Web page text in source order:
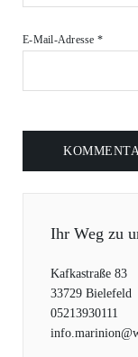
E-Mail-Adresse *
Ihr Weg zu
Kafkastraße 83
33729 Bielefeld
05213930111